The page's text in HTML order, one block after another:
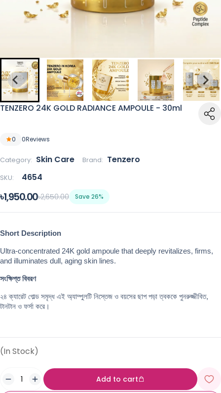
TENZERO 24K GOLD RADIANCE AMPOULE - 30ml
0 0Reviews
Category: Skin Care Brand: Tenzero
SKU: 4654
৳1,950.00৳2,650.00 Save 26%
Short Description
Ultra-concentrated 24K gold ampoule that deeply revitalizes, firms,
and illuminates dull, aging skin lines.
সংক্ষিপ্ত বিবরণ
২৪ ক্যারেট গোল্ড সমৃদ্ধ এই অ্যাম্পুলটি নিস্তেজ ও বয়সের ছাপ পড়া ত্বককে পুনরুজ্জীবিত,
টানটান ও ফর্সা করে।
(In Stock)
Add to cart